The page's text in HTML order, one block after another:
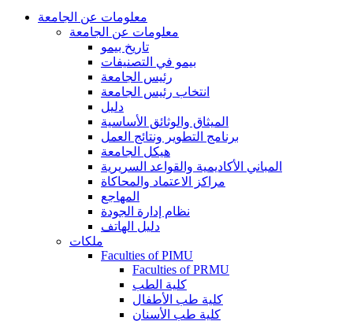
معلومات عن الجامعة
معلومات عن الجامعة
تاريخ بيمو
بيمو في التصنيفات
رئيس الجامعة
انتخاب رئيس الجامعة
دليل
الميثاق والوثائق الأساسية
برنامج التطوير ونتائج العمل
هيكل الجامعة
المباني الأكاديمية والقواعد السريرية
مراكز الاعتماد والمحاكاة
المهاجع
نظام إدارة الجودة
دليل الهاتف
ملكات
Faculties of PIMU
Faculties of PRMU
كلية الطب
كلية طب الأطفال
كلية طب الأسنان